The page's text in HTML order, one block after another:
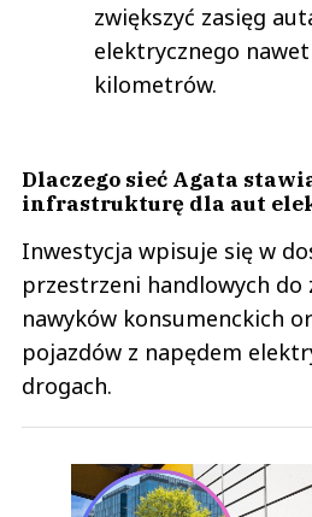
zwiększyć zasięg
elektrycznego
kilometrów.
Dlaczego sieć Agata
infrastrukturę dla aut
Inwestycja wpisuje się w
przestrzeni handlowych do
nawyków konsumenckich
pojazdów z napędem
drogach.